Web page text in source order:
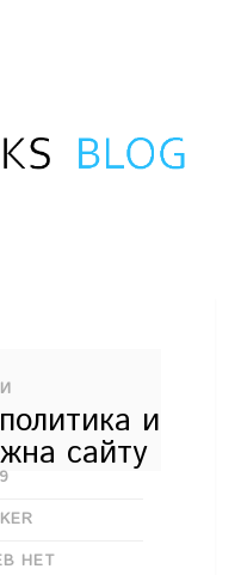
и
сайту
НЕТ